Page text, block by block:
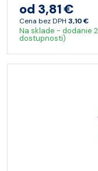
od 3,81 €
Cena bez DPH 3,10 €
Na sklade - dodanie
dostupnosti)